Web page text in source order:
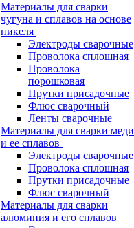
Материалы для сварки
чугуна и сплавов на основе
никеля
Электроды сварочные
Проволока сплошная
Проволока
порошковая
Прутки присадочные
Флюс сварочный
Ленты сварочные
Материалы для сварки меди
и ее сплавов
Электроды сварочные
Проволока сплошная
Прутки присадочные
Флюс сварочный
Материалы для сварки
алюминия и его сплавов